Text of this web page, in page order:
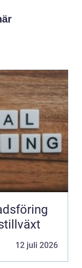
12 juli 2026